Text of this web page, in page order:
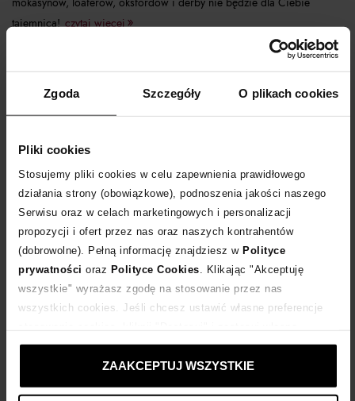
Zgoda Szczegóły O plikach cookies
Pliki cookies
Stosujemy pliki cookies w celu zapewnienia prawidłowego
działania strony (obowiązkowe), podnoszenia jakości naszego
Serwisu oraz w celach marketingowych i personalizacji
propozycji i ofert przez nas oraz naszych kontrahentów
(dobrowolne). Pełną informację znajdziesz w Polityce
prywatności oraz Polityce Cookies . Klikając "Akceptuję
wszystkie" wyrażasz zgodę na stosowanie przez nas
wszystkich cookies. Jeśli chcesz ustawić własne preferencje
ustawienia prywatności.
ZAAKCEPTUJ WSZYSTKIE
tajemnicą! czytaj więcej
Finał wyprzedaży Moliera2 - co warto
kupić?
polo ralph lauren